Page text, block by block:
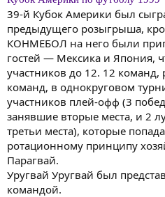
39-й Кубок Америки был
предыдущего розыгрыша,
КОНМЕБОЛ на него были
гостей — Мексика и Япония,
участников до 12. 12
команд, в однокруговом
участников плей-офф (3
занявшие вторые места, и 2
третьи места), которые
ротационному принципу
Парагвай.
Уругвай Уругвай был
командой.